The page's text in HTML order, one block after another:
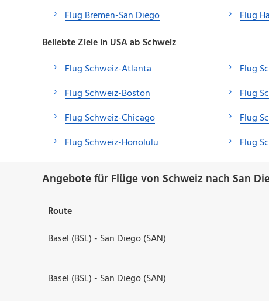
Flug Bremen-San Diego
Flug
Beliebte Ziele in USA ab Schweiz
Flug Schweiz-Atlanta
Flug Schweiz-Boston
Flug Schweiz-Chicago
Flug Schweiz-Honolulu
Flug
Flug
Flug
Flug
Angebote für Flüge von Schweiz nach San
Route
Basel (BSL) - San Diego (SAN)
Basel (BSL) - San Diego (SAN)